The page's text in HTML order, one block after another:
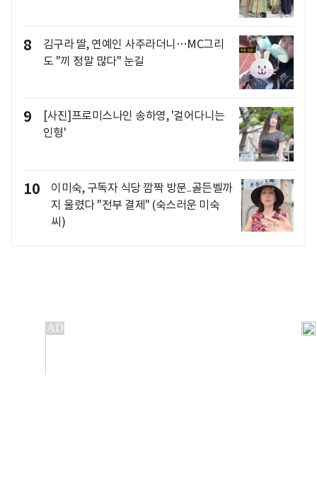
8
김구라 딸, 연예인 사주라더니…MC그리
도 "끼 정말 많다" 눈길
9
[사진]프로미스나인 송하영, '걸어다니는
인형'
10
이미숙, 구독자 식당 깜짝 방문..골든벨까
지 울렸다 "전부 결제" (숙스러운 미숙
씨)